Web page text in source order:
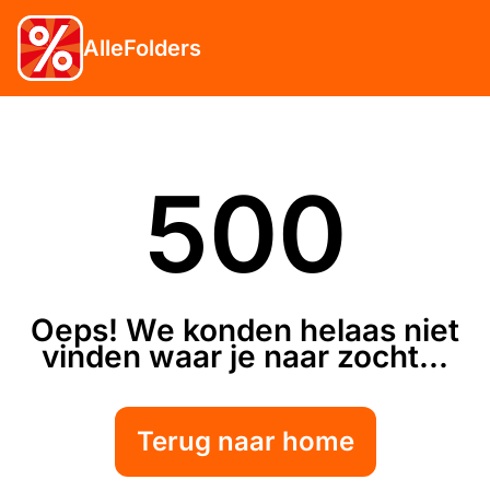
AlleFolders
500
Oeps! We konden helaas niet
vinden waar je naar zocht...
Terug naar home